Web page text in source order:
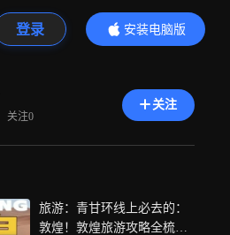
登录
安装电脑版
内容更精彩
关注0
关注
旅游：青甘环线上必去的：
敦煌！敦煌旅游攻略全梳